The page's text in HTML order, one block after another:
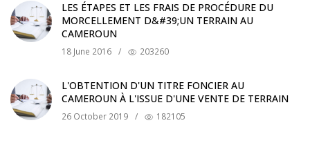
LES ÉTAPES ET LES FRAIS DE PROCÉDURE DU
MORCELLEMENT D&#39;UN TERRAIN AU
CAMEROUN
18 June 2016 / 203260
L'OBTENTION D'UN TITRE FONCIER AU
CAMEROUN À L'ISSUE D'UNE VENTE DE TERRAIN
26 October 2019 / 182105